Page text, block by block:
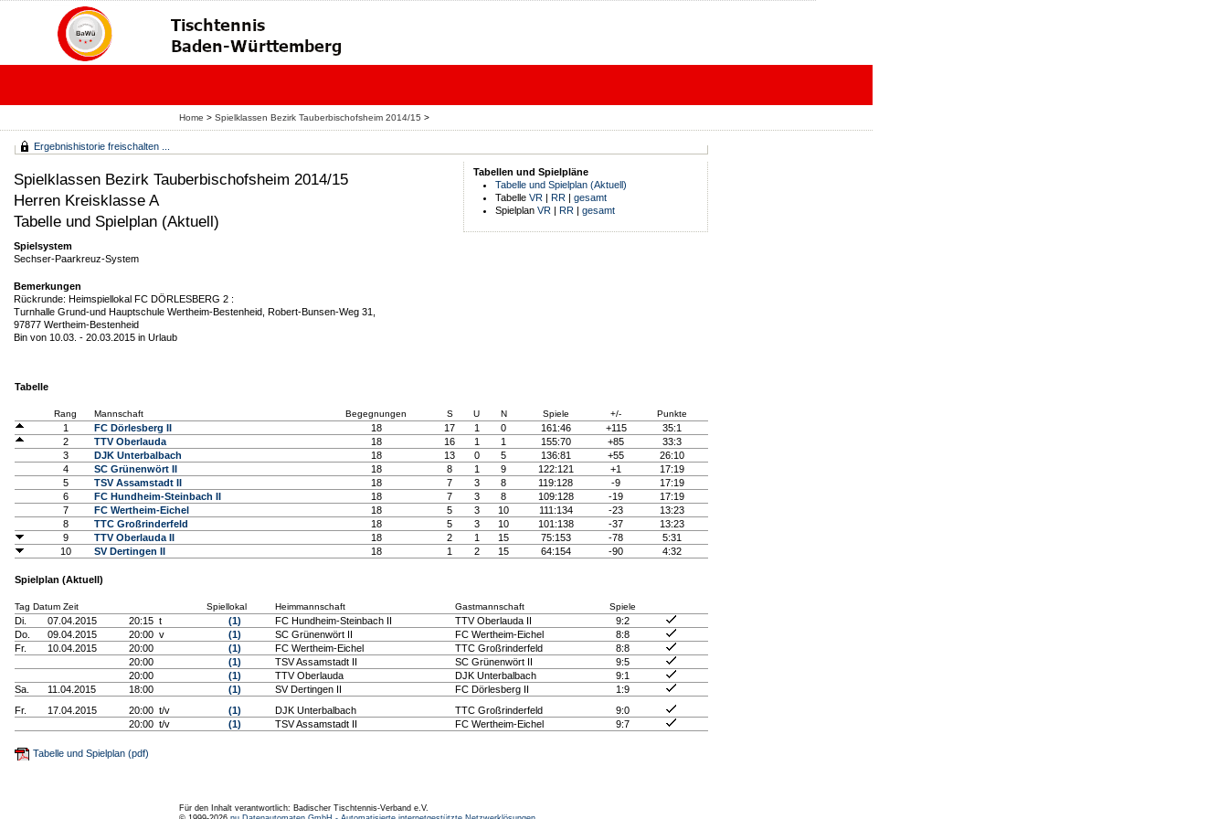
Home > Spielklassen Bezirk Tauberbischofsheim 2014/15 >
Ergebnishistorie freischalten ...
Spielklassen Bezirk Tauberbischofsheim 2014/15
Herren Kreisklasse A
Tabelle und Spielplan (Aktuell)
Spielsystem
Sechser-Paarkreuz-System
Bemerkungen
Rückrunde: Heimspiellokal FC DÖRLESBERG 2 :
Turnhalle Grund-und Hauptschule Wertheim-Bestenheid, Robert-Bunsen-Weg 31,
97877 Wertheim-Bestenheid
Bin von 10.03. - 20.03.2015 in Urlaub
Tabellen und Spielpläne
Tabelle und Spielplan (Aktuell)
Tabelle VR | RR | gesamt
Spielplan VR | RR | gesamt
Tabelle
Rang Mannschaft Begegnungen S U N Spiele +/- Punkte
1 FC Dörlesberg II 18 17 1 0 161:46 +115
35:1
2
TTV Oberlauda 18 16 1 1 155:70 +85
33:3
3
DJK Unterbalbach 18 13 0 5 136:81 +55
26:10
4
SC Grünenwört II 18 8 1 9 122:121 +1
17:19
5
TSV Assamstadt II 18 7 3 8 119:128 -9
17:19
6
FC Hundheim-Steinbach II 18 7 3 8 109:128 -19
17:19
7
FC Wertheim-Eichel 18 5 3 10 111:134 -23
13:23
8
TTC Großrinderfeld 18 5 3 10 101:138 -37
13:23
9
TTV Oberlauda II 18 2 1 15 75:153 -78
5:31
10
SV Dertingen II 18 1 2 15 64:154 -90 4:32
Spielplan (Aktuell)
Tag Datum Zeit Spiellokal Heimmannschaft Gastmannschaft Spiele
Di. 07.04.2015 20:15 t (1) FC Hundheim-Steinbach II TTV Oberlauda II
9:2
Do.
09.04.2015 20:00 v (1) SC Grünenwört II FC Wertheim-Eichel
8:8
Fr.
10.04.2015 20:00 (1) FC Wertheim-Eichel TTC Großrinderfeld
8:8
20:00
(1) TSV Assamstadt II SC Grünenwört II
9:5
20:00
(1) TTV Oberlauda DJK Unterbalbach
9:1
Sa.
11.04.2015 18:00 (1) SV Dertingen II FC Dörlesberg II
1:9
Fr.
17.04.2015 20:00 t/v (1) DJK Unterbalbach TTC Großrinderfeld
9:0
20:00 t/v
(1) TSV Assamstadt II FC Wertheim-Eichel 9:7
Tabelle und Spielplan (pdf)
Für den Inhalt verantwortlich: Badischer Tischtennis-Verband e.V.